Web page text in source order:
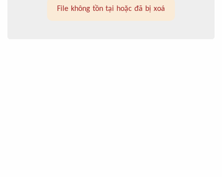
File không tồn tại hoặc đã bị xoá